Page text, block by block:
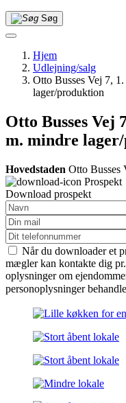
Søg
Hjem
Udlejning/salg
Otto Busses Vej 7,
lager/produktion
Otto Busses Vej
m. mindre
Hovedstaden Otto Busses
Prospekt
Download prospekt
Når du downloader et
mægler kan kontakte dig
oplysninger om
personoplysninger